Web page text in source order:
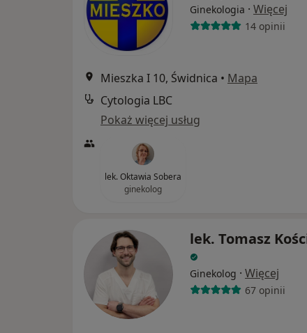
Ginekologia · Więcej
14 opinii
Mieszka I 10, Świdnica • Mapa
Cytologia LBC
Pokaż więcej usług
lek. Oktawia Sobera
ginekolog
lek. Tomasz
Ginekolog · Więcej
67 opinii